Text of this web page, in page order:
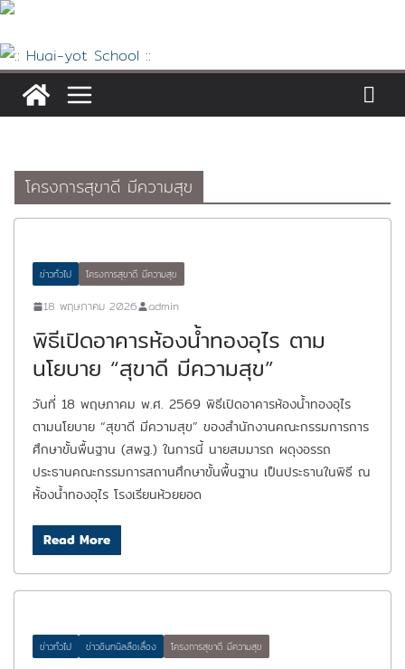
Skip
content
โครงการสุขาดี มีความสุข
ข่าวทั่วไป โครงการสุขาดี มีความสุข
18 พฤษภาคม 2026 admin
พิธีเปิดอาคารห้องน้ำทองอุไร ตาม
นโยบาย “สุขาดี มีความสุข”
วันที่ 18 พฤษภาคม พ.ศ. 2569 พิธีเปิดอาคารห้องน้ำทองอุไร
ตามนโยบาย “สุขาดี มีความสุข” ของสำนักงานคณะกรรมการการ
ศึกษาขั้นพื้นฐาน (สพฐ.) ในการนี้ นายสมมารถ ผดุงอรรถ
ประธานคณะกรรมการสถานศึกษาขั้นพื้นฐาน เป็นประธานในพิธี ณ
ห้้องน้ำทองอุไร โรงเรียนห้วยยอด
Read More
ข่าวทั่วไป ข่าวอินทนิลลือเลื่อง โครงการสุขาดี มีความสุข